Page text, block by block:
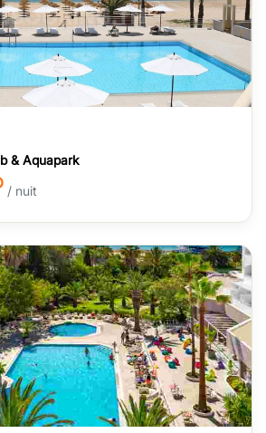
& Aquapark
/ nuit